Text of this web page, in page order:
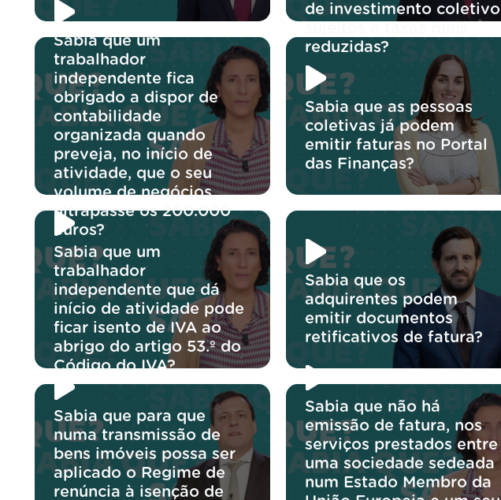
de investimento coletivo
reduzidas?
Sabia que um
trabalhador
independente fica
obrigado a dispor de
contabilidade
organizada quando
preveja, no início de
atividade, que o seu
volume de negócios
ultrapasse os 200.000
euros?
Sabia que as pessoas
coletivas já podem
emitir faturas no Portal
das Finanças?
Sabia que um
trabalhador
independente que dá
início de atividade pode
ficar isento de IVA ao
abrigo do artigo 53.º do
Código do IVA?
Sabia que os
adquirentes podem
emitir documentos
retificativos de fatura?
Sabia que para que
numa transmissão de
bens imóveis possa ser
aplicado o Regime de
renúncia à isenção de
Sabia que não há
emissão de fatura, nos
serviços prestados entre
uma sociedade sedeada
num Estado Membro da